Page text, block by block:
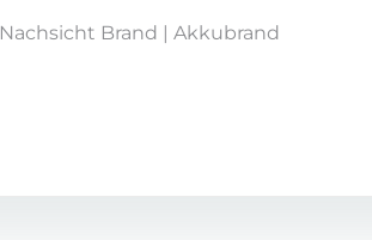
Nachsicht Brand | Akkubrand